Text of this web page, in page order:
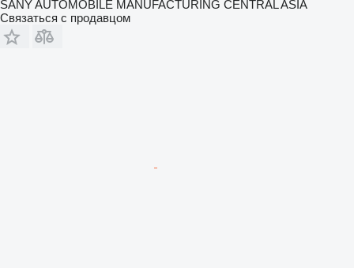
SANY AUTOMOBILE MANUFACTURING CENTRAL ASIA
Связаться с продавцом